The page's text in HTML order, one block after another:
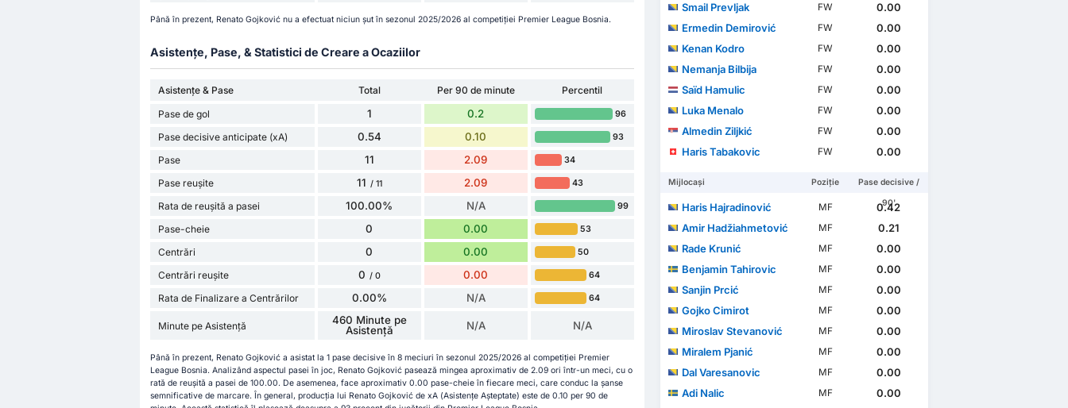
Până în prezent, Renato Gojković nu a efectuat niciun șut în sezonul 2025/2026 al competiției Premier League Bosnia.
Asistențe, Pase, & Statistici de Creare a Ocaziilor
Asistențe & Pase Total Per 90 de minute
Percentil
Pase de gol
1 0.2 96
Pase decisive anticipate (xA) 0.54 0.10 93
Pase 11 2.09 34
Pase reușite 11 / 11 2.09 43
Rata de reușită a pasei 100.00% N/A 99
Pase-cheie 0 0.00 53
Centrări 0 0.00 50
Centrări reușite 0 / 0 0.00 64
Rata de Finalizare a Centrărilor 0.00% N/A 64
Minute pe Asistență
460 Minute pe
Asistență
N/A N/A
Până în prezent, Renato Gojković a asistat la 1 pase decisive în 8 meciuri în sezonul 2025/2026 al competiției Premier
League Bosnia. Analizând aspectul pasei în joc, Renato Gojković pasează mingea aproximativ de 2.09 ori într-un meci, cu o
rată de reușită a pasei de 100.00. De asemenea, face aproximativ 0.00 pase-cheie în fiecare meci, care conduc la șanse
semnificative de marcare. În general, producția lui Renato Gojković de xA (Asistențe Așteptate) este de 0.10 per 90 de
Smail Prevljak
FW
0.00
Ermedin Demirović
FW
0.00
Kenan Kodro
FW
0.00
Nemanja Bilbija
FW
0.00
Saïd Hamulic
FW
0.00
Luka Menalo
FW
0.00
Almedin Ziljkić
FW
0.00
Haris Tabakovic
FW 0.00
Mijlocași Poziție
Pase decisive /
90'
Haris Hajradinović MF
0.42
Amir Hadžiahmetović
MF
0.21
Rade Krunić
MF
0.00
Benjamin Tahirovic
MF
0.00
Sanjin Prcić
MF
0.00
Gojko Cimirot
MF
0.00
Miroslav Stevanović
MF
0.00
Miralem Pjanić
MF
0.00
Dal Varesanovic
MF
0.00
Adi Nalic
MF
0.00